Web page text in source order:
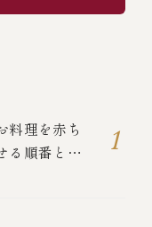
料理を赤ち
る順番と